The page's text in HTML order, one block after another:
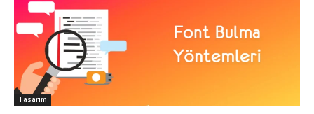
Optimizasyonu
Tasarım